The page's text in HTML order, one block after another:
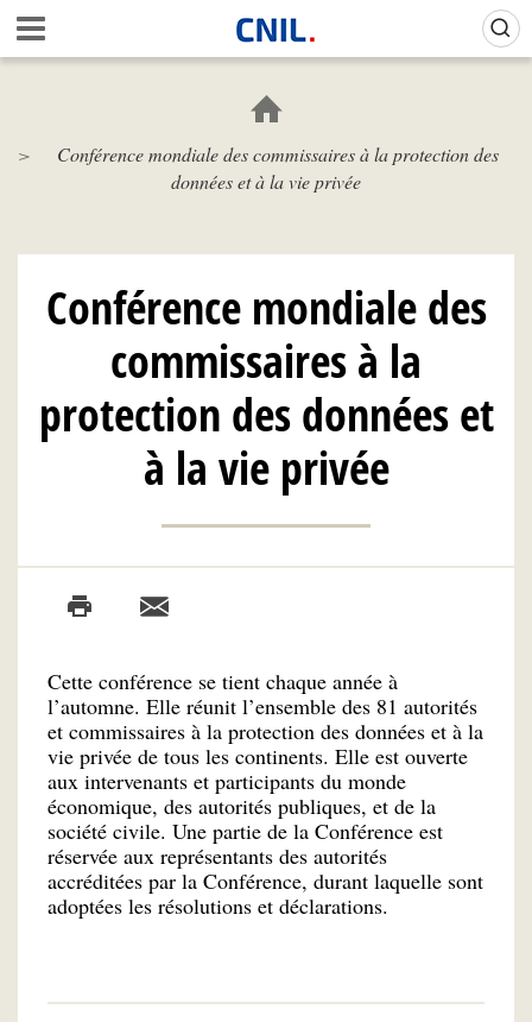
Aller
au
contenu
c
i
l
N
I
Conférence mondiale des commissaires à la protection des
données et à la vie privée
Conférence mondiale des
commissaires à la
protection des données et
à la vie privée
Cette conférence se tient chaque année à
l’automne. Elle réunit l’ensemble des 81 autorités
et commissaires à la protection des données et à la
vie privée de tous les continents. Elle est ouverte
aux intervenants et participants du monde
économique, des autorités publiques, et de la
société civile. Une partie de la Conférence est
réservée aux représentants des autorités
accréditées par la Conférence, durant laquelle sont
adoptées les résolutions et déclarations.
Gestion de vos préférences sur les cookies (témoins de connexion)